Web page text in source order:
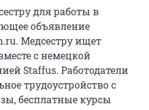
для работы в
объявление
Медсестру ищет
с немецкой
Staffus. Работодатели
трудоустройство с
бесплатные курсы